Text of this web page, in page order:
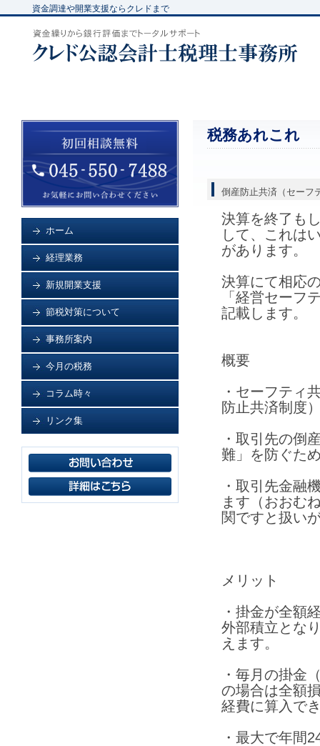
資金調達や開業支援ならクレドまで
税務あれこれ
倒産防止共済（セーフ
決算を終了も
して、これは
があります。
決算にて相応
「経営セーフ
記載します。
概要
・セーフティ
防止共済制度
・取引先の倒
難」を防ぐた
・取引先金融
ます（おおむ
関ですと扱い
メリット
・掛金が全額
外部積立とな
えます。
・毎月の掛金
の場合は全額
経費に算入で
・最大で年間
ホーム
経理業務
新規開業支援
節税対策について
事務所案内
今月の税務
コラム時々
リンク集